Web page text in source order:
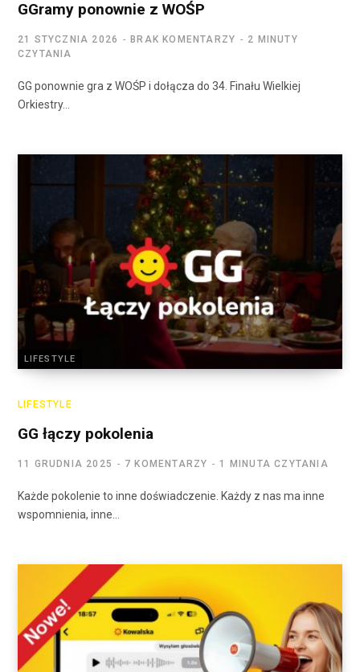
GGramy ponownie z WOŚP
21 STYCZNIA 2026 BRAK KOMENTARZY
2 MINUTY
CZYTANIA
GG ponownie gra z WOŚP i dołącza do 34. Finału Wielkiej
Orkiestry…
LIFESTYLE
LIFESTYLE
GG łączy pokolenia
11 GRUDNIA 2025 7 KOMENTARZY 1 MINUTA CZYTANIA
Każde pokolenie to inne doświadczenie. Każdy z nas ma inne
wspomnienia, inne…